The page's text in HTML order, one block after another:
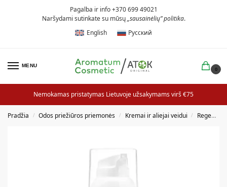
Pagalba ir info +370 699 49021
Naršydami sutinkate su mūsų„sausainėlių” politika.
English
Русский
MENU
0
Nemokamas pristatymas Lietuvoje užsakymams virš €75
Pradžia / Odos priežiūros priemonės / Kremai ir aliejai veidui / Regeneruojantys kremai